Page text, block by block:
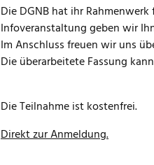
Die DGNB hat ihr
Infoveranstaltung geben wir
Im Anschluss freuen wir uns
Die überarbeitete Fassung
Die Teilnahme ist kostenfrei.
Direkt zur Anmeldung.